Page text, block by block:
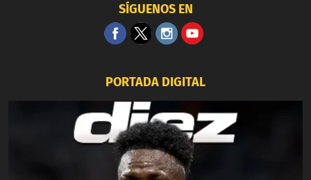
SÍGUENOS EN
PORTADA DIGITAL